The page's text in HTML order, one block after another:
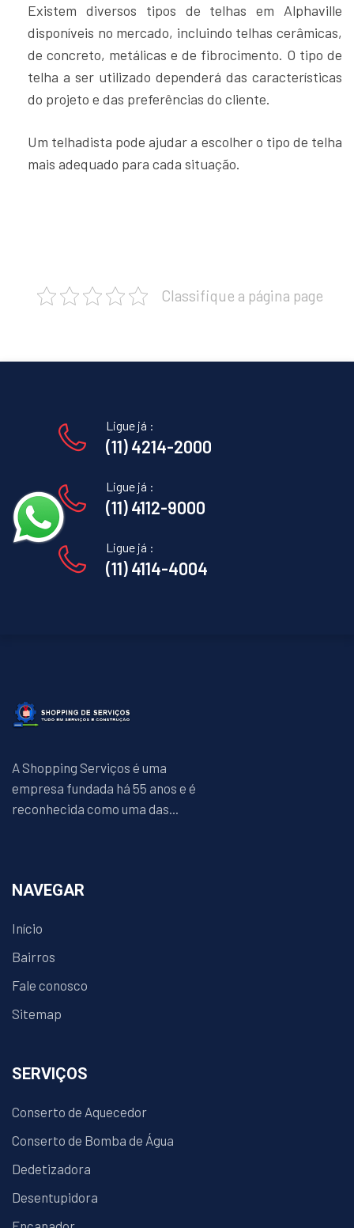
Existem diversos tipos de telhas em Alphaville
disponíveis no mercado, incluindo telhas cerâmicas,
de concreto, metálicas e de fibrocimento. O tipo de
telha a ser utilizado dependerá das características
do projeto e das preferências do cliente.
Um telhadista pode ajudar a escolher o tipo de telha
mais adequado para cada situação.
Classifique a página page
Ligue já :
(11) 4214-2000
Ligue já :
(11) 4112-9000
Ligue já :
(11) 4114-4004
A Shopping Serviços é uma
empresa fundada há 55 anos e é
reconhecida como uma das...
NAVEGAR
Início
Bairros
Fale conosco
Sitemap
SERVIÇOS
Conserto de Aquecedor
Conserto de Bomba de Água
Dedetizadora
Desentupidora